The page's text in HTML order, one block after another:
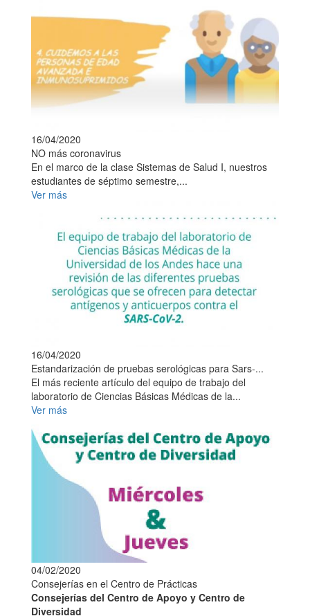
16/04/2020
NO más coronavirus
En el marco de la clase Sistemas de Salud I, nuestros
estudiantes de séptimo semestre,...
Ver más
16/04/2020
Estandarización de pruebas serológicas para Sars-...
El más reciente artículo del equipo de trabajo del
laboratorio de Ciencias Básicas Médicas de la...
Ver más
04/02/2020
Consejerías en el Centro de Prácticas
Consejerías del Centro de Apoyo y Centro de
Diversidad